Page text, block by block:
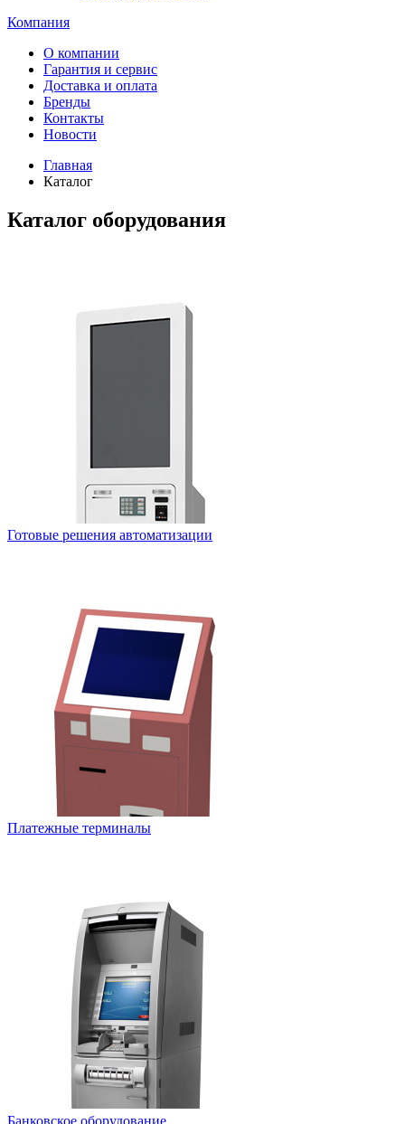
Компания
О компании
Гарантия и сервис
Доставка и оплата
Бренды
Контакты
Новости
Главная
Каталог
Каталог оборудования
Готовые решения автоматизации
Платежные терминалы
Банковское оборудование